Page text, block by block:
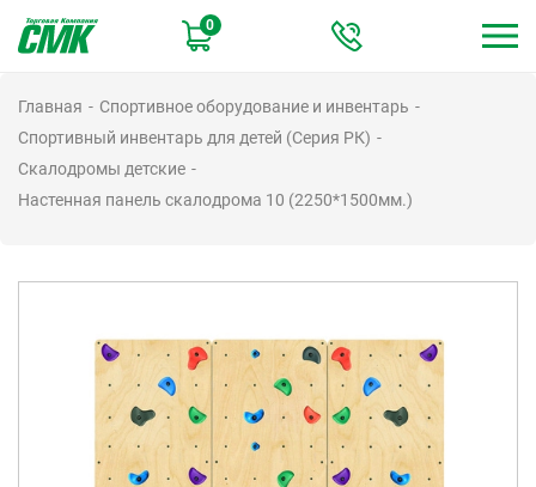
основному
0
Главная
Спортивное оборудование и инвентарь
Спортивный инвентарь для детей (Серия РК)
Скалодромы детские
Настенная панель скалодрома 10 (2250*1500мм.)